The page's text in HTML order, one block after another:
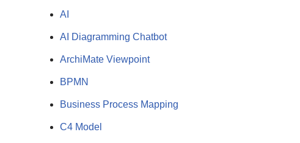
AI
AI Diagramming Chatbot
ArchiMate Viewpoint
BPMN
Business Process Mapping
C4 Model